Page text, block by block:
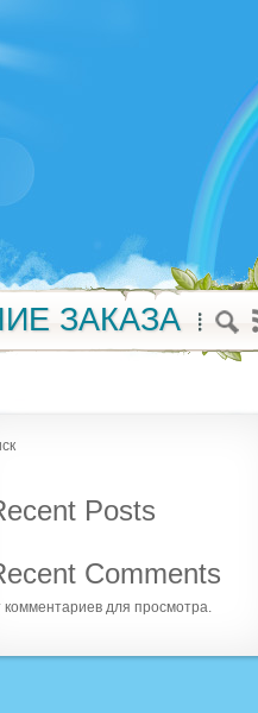
ЗАКАЗА
Posts
Comments
комментариев для просмотра.